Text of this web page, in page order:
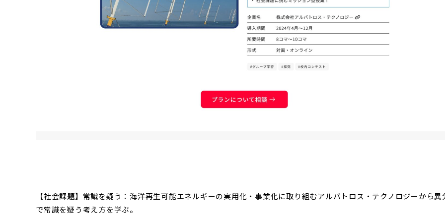
【社会課題】常識を疑う：海洋再生可能エネルギーの実用化・事業化に取り組むアルバトロス・テクノロジーから異
で常識を疑う考え方を学ぶ。